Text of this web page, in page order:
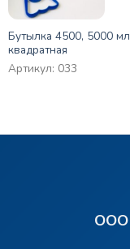
Бутылка 4500, 5000
квадратная
Артикул: 033
ООО